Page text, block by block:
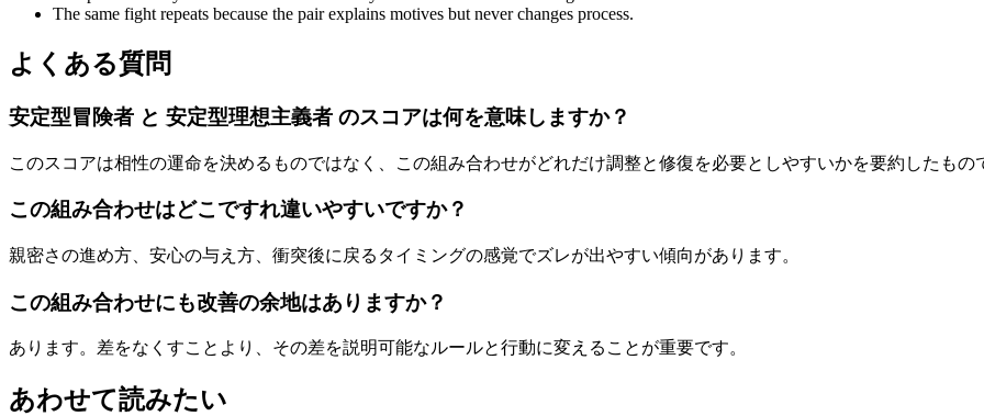
The same fight repeats because the pair explains motives but never changes process.
よくある質問
安定型冒険者 と 安定型理想主義者 のスコアは何を意味しますか？
このスコアは相性の運命を決めるものではなく、この組み合わせがどれだけ調整と修復を必要としやすいかを要約したもの
この組み合わせはどこですれ違いやすいですか？
親密さの進め方、安心の与え方、衝突後に戻るタイミングの感覚でズレが出やすい傾向があります。
この組み合わせにも改善の余地はありますか？
あります。差をなくすことより、その差を説明可能なルールと行動に変えることが重要です。
あわせて読みたい